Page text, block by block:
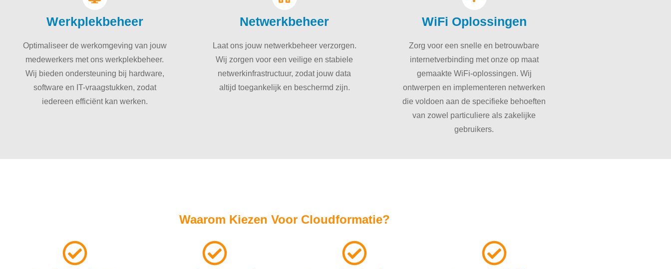
Werkplekbeheer
Optimaliseer de werkomgeving van jouw
medewerkers met ons werkplekbeheer.
Wij bieden ondersteuning bij hardware,
software en IT-vraagstukken, zodat
iedereen efficiënt kan werken.
Netwerkbeheer
Laat ons jouw netwerkbeheer verzorgen.
Wij zorgen voor een veilige en stabiele
netwerkinfrastructuur, zodat jouw data
altijd toegankelijk en beschermd zijn.
WiFi Oplossingen
Zorg voor een snelle en betrouwbare
internetverbinding met onze op maat
gemaakte WiFi-oplossingen. Wij
ontwerpen en implementeren netwerken
die voldoen aan de specifieke behoeften
van zowel particuliere als zakelijke
gebruikers.
Waarom Kiezen Voor Cloudformatie?